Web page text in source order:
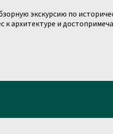
экскурсию по
и